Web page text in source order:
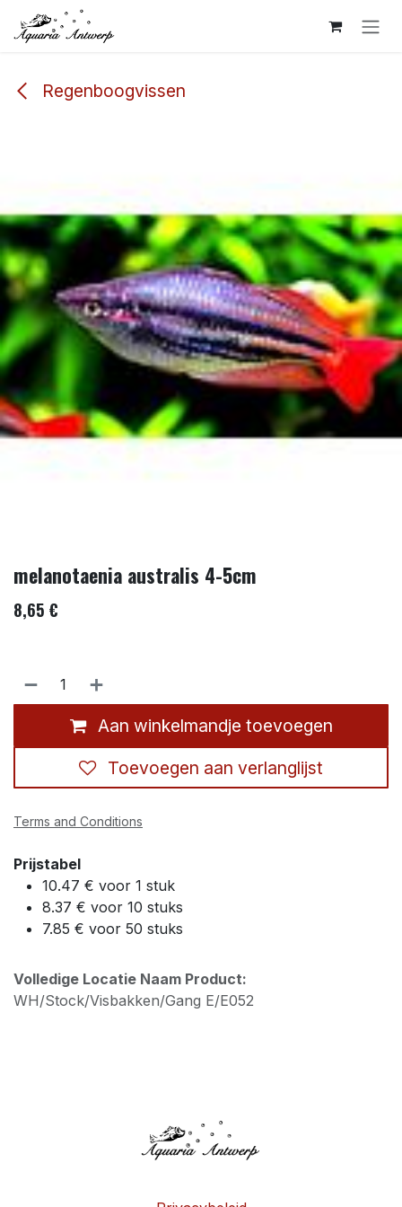
Overslaan naar inhoud
Regenboogvissen
melanotaenia australis 4-5cm
8,65 €
Aan winkelmandje toevoegen
Toevoegen aan verlanglijst
Terms and Conditions
Prijstabel
10.47 € voor 1 stuk
8.37 € voor 10 stuks
7.85 € voor 50 stuks
Volledige Locatie Naam Product:
WH/Stock/Visbakken/Gang E/E052